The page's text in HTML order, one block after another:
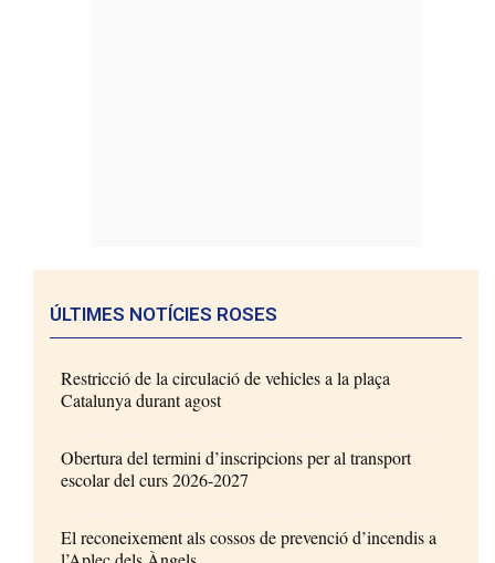
ÚLTIMES NOTÍCIES ROSES
Restricció de la circulació de vehicles a la plaça
Catalunya durant agost
Obertura del termini d’inscripcions per al transport
escolar del curs 2026-2027
El reconeixement als cossos de prevenció d’incendis a